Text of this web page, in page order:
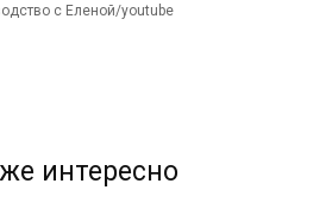
с Еленой/youtube
интересно